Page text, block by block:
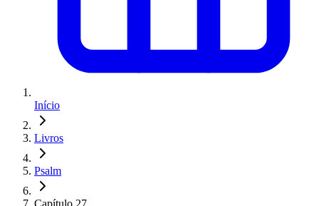
Início
Livros
Psalm
Capítulo 27